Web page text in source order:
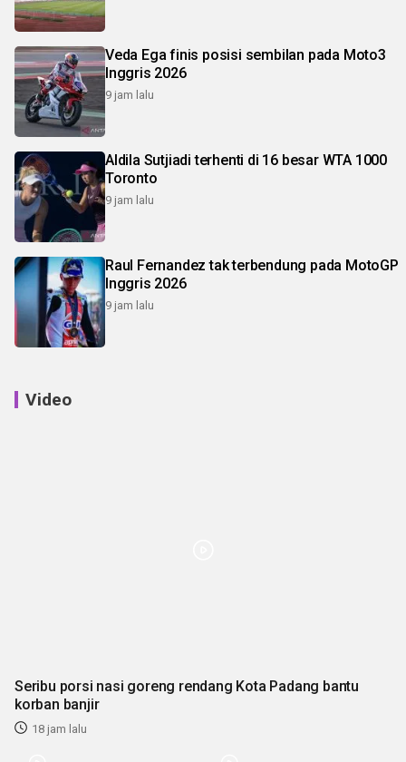
Veda Ega finis posisi sembilan pada Moto3
Inggris 2026
9 jam lalu
Aldila Sutjiadi terhenti di 16 besar WTA 1000
Toronto
9 jam lalu
Raul Fernandez tak terbendung pada MotoGP
Inggris 2026
9 jam lalu
Video
Seribu porsi nasi goreng rendang Kota Padang bantu
korban banjir
18 jam lalu